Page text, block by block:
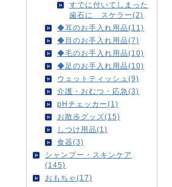
すでに付いてしまった
歯石に スケラー(2)
◆耳のお手入れ用品(11)
◆目のお手入れ用品(7)
◆毛のお手入れ用品(10)
◆足のお手入れ用品(10)
ウェットティッシュ(9)
介護・おむつ・応急(3)
pHチェッカー(1)
お散歩グッズ(15)
しつけ用品(1)
食器(3)
シャンプー・スキンケア
(145)
おもちゃ(17)